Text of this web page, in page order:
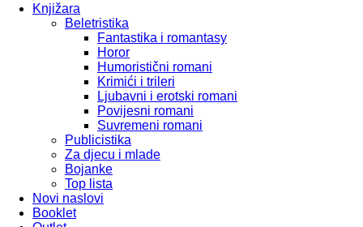
Knjižara
Beletristika
Fantastika i romantasy
Horor
Humoristični romani
Krimići i trileri
Ljubavni i erotski romani
Povijesni romani
Suvremeni romani
Publicistika
Za djecu i mlade
Bojanke
Top lista
Novi naslovi
Booklet